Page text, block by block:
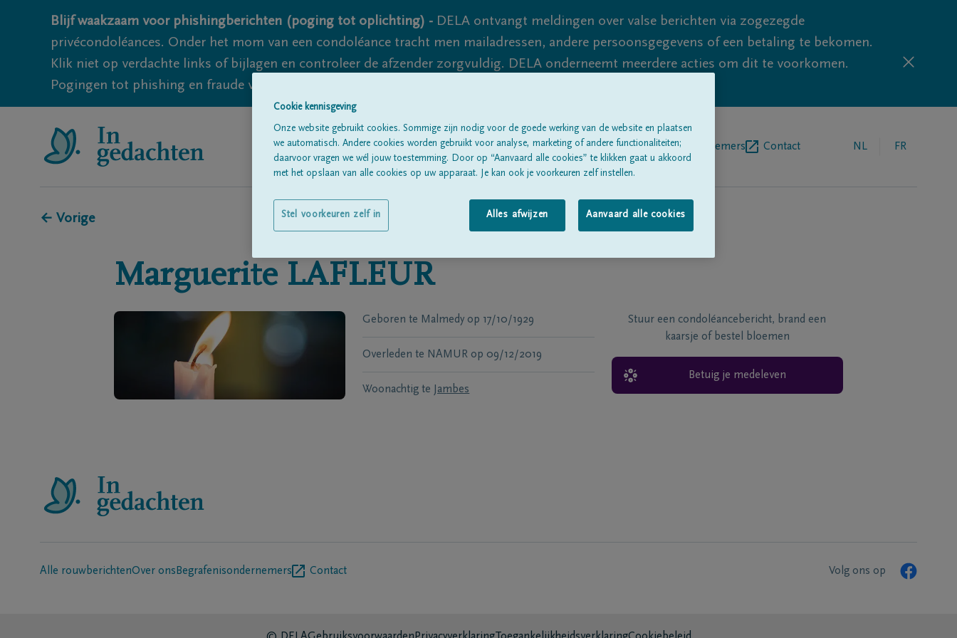
Blijf waakzaam voor phishingberichten (poging tot oplichting) - DELA ontvangt meldingen over valse berichten via zogezegde
privécondoléances. Onder het mom van een condoléance tracht men mailadressen, andere persoonsgegevens of een betaling te bekomen.
Klik niet op verdachte links of bijlagen en controleer de afzender zorgvuldig. DELA onderneemt meerdere acties om dit te voorkomen.
Pogingen tot phishing en fraude vallen echter nooit volledig uit te sluiten, dus blijf waakzaam.
Alle rouwberichten Over onsBegrafenisondernemers Contact NL FR
← Vorige
Marguerite LAFLEUR
Geboren te Malmedy op 17/10/1929
Overleden te NAMUR op 09/12/2019
Woonachtig te Jambes
Stuur een condoléancebericht, brand een
kaarsje of bestel bloemen
Betuig je medeleven
Alle rouwberichtenOver ons Begrafenisondernemers Contact Volg ons op
Cookie kennisgeving
Onze website gebruikt cookies. Sommige zijn nodig voor de goede werking van de website en plaatsen
we automatisch. Andere cookies worden gebruikt voor analyse, marketing of andere functionaliteiten;
daarvoor vragen we wél jouw toestemming. Door op “Aanvaard alle cookies” te klikken gaat u akkoord
met het opslaan van alle cookies op uw apparaat. Je kan ook je voorkeuren zelf instellen.
Alles afwijzen Aanvaard alle cookies
Stel voorkeuren zelf in